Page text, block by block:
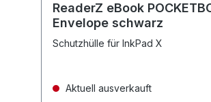
ReaderZ eBook
Envelope schwarz
Schutzhülle für InkPad X
Aktuell ausverkauft